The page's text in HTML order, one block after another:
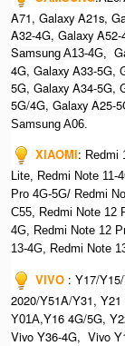
A71, Galaxy A21s,
A32-4G, Galaxy
Samsung A13-4G,
4G, Galaxy A33-5G,
5G, Galaxy A34-5G,
5G/4G, Galaxy A25-
Samsung A06.
XIAOMI: Redmi
Lite, Redmi Note 11-
Pro 4G-5G/ Redmi
C55, Redmi Note 12
4G, Redmi Note 12
13-4G, Redmi Note
VIVO : Y17/
2020/Y51A/Y31,
Y01A,Y16 4G/5G,
Vivo Y36-4G, Vivo